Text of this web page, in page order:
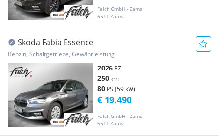
Falch GmbH - Zams
6511 Zams
Skoda Fabia Essence
Benzin, Schaltgetriebe, Gewährleistung
2026 EZ
250 km
80 PS (59 kW)
Falch GmbH - Zams
6511 Zams
€ 19.490